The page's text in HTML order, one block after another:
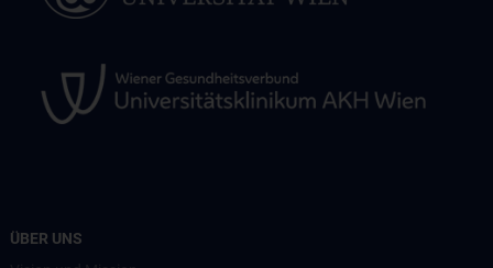
ÜBER UNS